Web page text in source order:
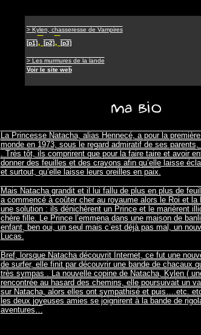
> Kylen, chasseresse de Vampires
[p1],[p2],[p3]
> Les murmures de la lande
Voir le site web
La Princesse Natacha, alias Hennecé, a pour la
monde en 1973, sous le regard admiratif de ses
. Très tôt, ils comprirent que pour la faire taire et avoir
donner des feuilles et des crayons afin qu’elle laisse
et surtout, qu’elle laisse leurs oreilles en paix.
Mais Natacha grandit et il lui fallu de plus en plus de
a commencé à coûter cher au royaume alors le Roi et la
une solution : ils dénichèrent un Prince et le marièrent
chère fille. Le Prince l’emmena dans une maison de
enfant, ben oui, un seul mais c’est déjà pas mal, un
Lucas.
Bref, lorsque Natacha découvrit Internet, ce fut une
de surfer, elle finit par découvrir une bande de chacaux
très sympas . La nouvelle copine de Natacha, Kylen (
rencontrée au hasard des chemins, elle poursuivait un
sur Natacha, alors elles ont sympathisé et puis….etc.
les deux joyeuses amies se joignirent à la bande de
aventures…